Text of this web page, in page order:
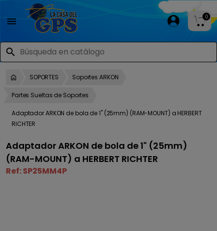

search
0
SOPORTES Soportes ARKON
Partes Sueltas de Soportes
Adaptador ARKON de bola de 1" (25mm) (RAM-MOUNT) a HERBERT
RICHTER
Adaptador ARKON de bola de 1" (25mm)
(RAM-MOUNT) a HERBERT RICHTER
Ref:SP25MM4P